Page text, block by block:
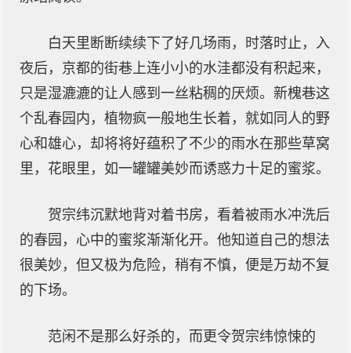
白天里断断续续下了好几场雨，时落时止，入
夜后，京都的街巷上连小小的水洼都没有积起来，
只是湿漉漉的让人感到一丝粘稠的厌烦。新槐巷这
个乱春园内，植物疯一般地生长着，就如同人的野
心和雄心，却将将好蕴积了不少的雨水在那些草窝
里，花眼里，如一罐罐美妙而诱惑力十足的蜜浆。
贺宗纬沉默地背对着书房，看着被雨水冲洗后
的春园，心中的蜜浆渐渐化开。他知道自己的想法
很美妙，但又极为危险，稍有不慎，便是万劫不复
的下场。
范闲不是那么好杀的，而更令贺宗纬惊悚的